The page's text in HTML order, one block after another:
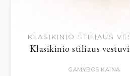
KLASIKINIO STILIAUS
Klasikinio stiliaus
GAMYBOS KAINA